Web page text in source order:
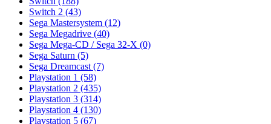
Switch 2 (43)
Sega Mastersystem (12)
Sega Megadrive (40)
Sega Mega-CD / Sega 32-X (0)
Sega Saturn (5)
Sega Dreamcast (7)
Playstation 1 (58)
Playstation 2 (435)
Playstation 3 (314)
Playstation 4 (130)
Playstation 5 (67)